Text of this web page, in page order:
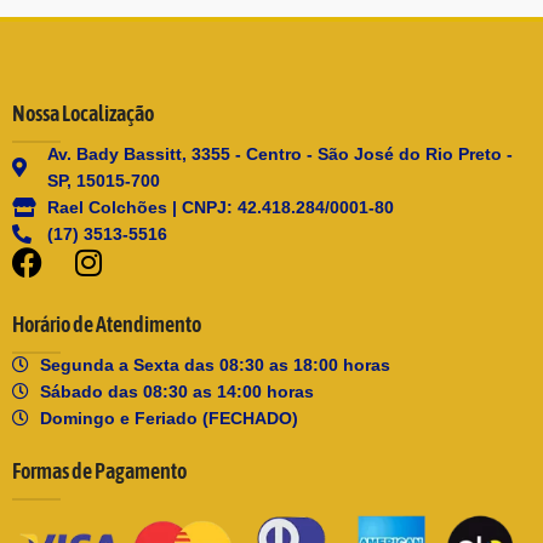
Nossa Localização
Av. Bady Bassitt, 3355 - Centro - São José do Rio Preto -
SP, 15015-700
Rael Colchões | CNPJ: 42.418.284/0001-80
(17) 3513-5516
Horário de Atendimento
Segunda a Sexta das 08:30 as 18:00 horas
Sábado das 08:30 as 14:00 horas
Domingo e Feriado (FECHADO)
Formas de Pagamento